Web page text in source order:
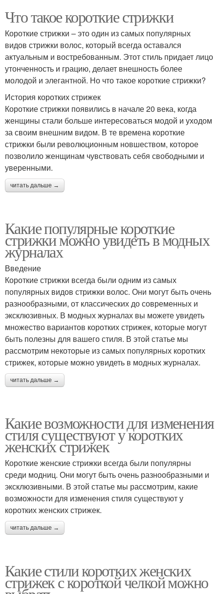
Что такое короткие стрижки
Короткие стрижки – это один из самых популярных
видов стрижки волос, который всегда оставался
актуальным и востребованным. Этот стиль придает лицо
утонченность и грацию, делает внешность более
молодой и элегантной. Но что такое короткие стрижки?
История коротких стрижек
Короткие стрижки появились в начале 20 века, когда
женщины стали больше интересоваться модой и уходом
за своим внешним видом. В те времена короткие
стрижки были революционным новшеством, которое
позволило женщинам чувствовать себя свободными и
уверенными.
читать дальше →
Какие популярные короткие
стрижки можно увидеть в модных
журналах
Введение
Короткие стрижки всегда были одним из самых
популярных видов стрижки волос. Они могут быть очень
разнообразными, от классических до современных и
эксклюзивных. В модных журналах вы можете увидеть
множество вариантов коротких стрижек, которые могут
быть полезны для вашего стиля. В этой статье мы
рассмотрим некоторые из самых популярных коротких
стрижек, которые можно увидеть в модных журналах.
читать дальше →
Какие возможности для изменения
стиля существуют у коротких
женских стрижек
Короткие женские стрижки всегда были популярны
среди модниц. Они могут быть очень разнообразными и
эксклюзивными. В этой статье мы рассмотрим, какие
возможности для изменения стиля существуют у
коротких женских стрижек.
читать дальше →
Какие стили коротких женских
стрижек с короткой челкой можно